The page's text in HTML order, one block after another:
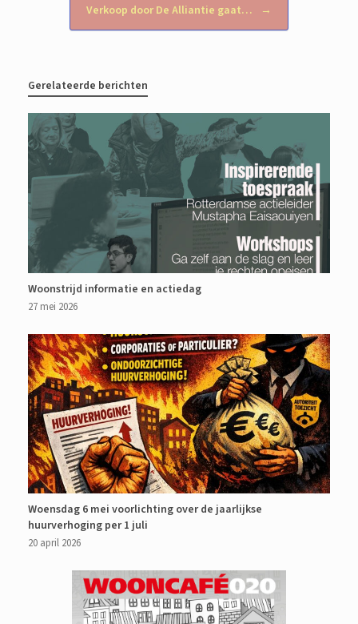
Verkoop door De Alliantie gaat… →
Gerelateerde berichten
Woonstrijd informatie en actiedag
27 mei 2026
Woensdag 6 mei voorlichting over de jaarlijkse
huurverhoging per 1 juli
20 april 2026